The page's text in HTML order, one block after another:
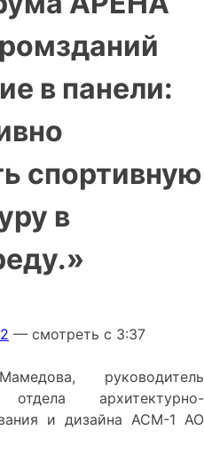
в панели:
спортивную
в
— смотреть с 3:37
руководитель
архитектурно-
и дизайна АСМ-1 АО